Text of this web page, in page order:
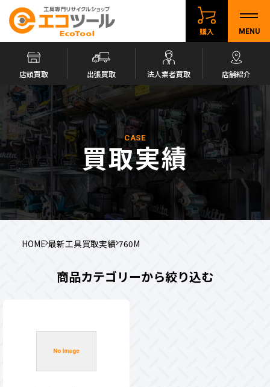
購入 MENU
店頭買取 出張買取 法人業者買取 店舗紹介
CASE
買取実績
HOME 最新工具買取実績 760M
商品カテゴリーから絞り込む